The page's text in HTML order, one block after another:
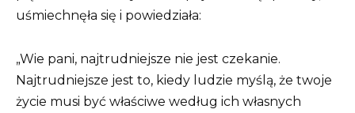
uśmiechnęła się i powiedziała:
„Wie pani, najtrudniejsze nie jest czekanie.
Najtrudniejsze jest to, kiedy ludzie myślą, że twoje
życie musi być właściwe według ich własnych